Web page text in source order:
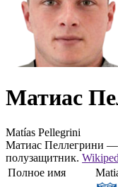
Матиас
Matías Pellegrini
Матиас Пеллегрини —
полузащитник.
Полное имя